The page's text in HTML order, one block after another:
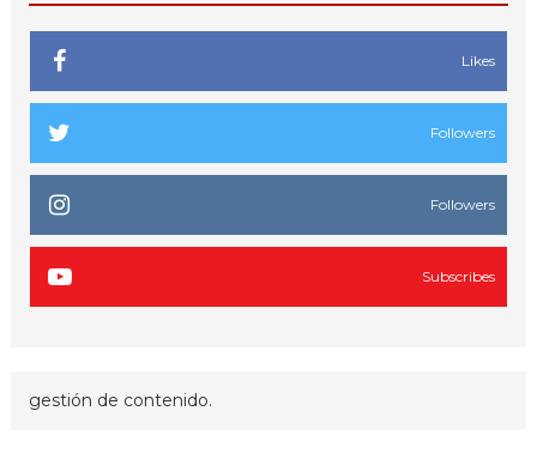
Likes
Followers
Followers
Subscribes
gestión de contenido.